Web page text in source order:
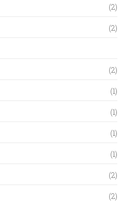
(2)
(2)
(2)
(1)
(1)
(1)
(1)
(2)
(2)